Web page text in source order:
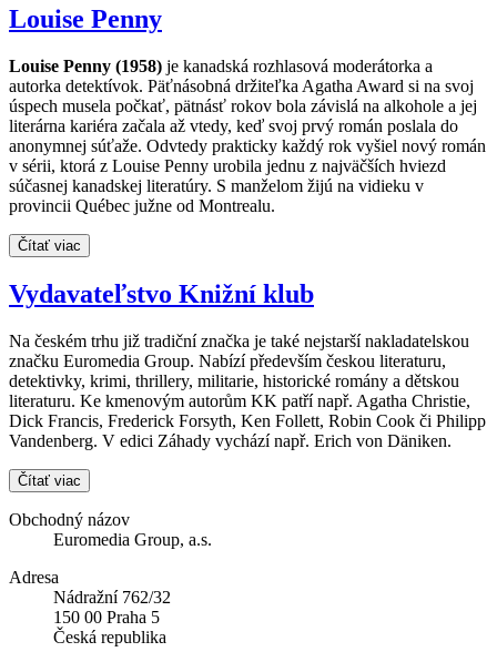
Louise Penny
Louise Penny (1958) je kanadská rozhlasová moderátorka a
autorka detektívok. Päťnásobná držiteľka Agatha Award si na svoj
úspech musela počkať, pätnásť rokov bola závislá na alkohole a jej
literárna kariéra začala až vtedy, keď svoj prvý román poslala do
anonymnej súťaže. Odvtedy prakticky každý rok vyšiel nový román
v sérii, ktorá z Louise Penny urobila jednu z najväčších hviezd
súčasnej kanadskej literatúry. S manželom žijú na vidieku v
provincii Québec južne od Montrealu.
Čítať viac
Vydavateľstvo Knižní klub
Na českém trhu již tradiční značka je také nejstarší nakladatelskou
značku Euromedia Group. Nabízí především českou literaturu,
detektivky, krimi, thrillery, militarie, historické romány a dětskou
literaturu. Ke kmenovým autorům KK patří např. Agatha Christie,
Dick Francis, Frederick Forsyth, Ken Follett, Robin Cook či Philipp
Vandenberg. V edici Záhady vychází např. Erich von Däniken.
Čítať viac
Obchodný názov
Euromedia Group, a.s.
Adresa
Nádražní 762/32
150 00 Praha 5
Česká republika